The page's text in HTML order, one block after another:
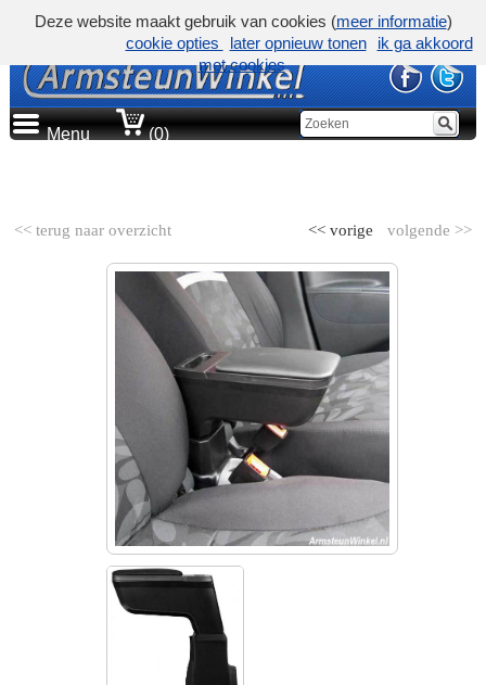
Menu (0)
<< terug naar overzicht volgende >>
<< vorige
Deze website maakt gebruik van cookies (meer informatie)
cookie opties
later opnieuw tonen
ik ga akkoord
met cookies